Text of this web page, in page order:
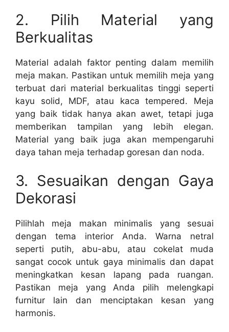
2. Pilih Material yang
Berkualitas
Material adalah faktor penting dalam memilih
meja makan. Pastikan untuk memilih meja yang
terbuat dari material berkualitas tinggi seperti
kayu solid, MDF, atau kaca tempered. Meja
yang baik tidak hanya akan awet, tetapi juga
memberikan tampilan yang lebih elegan.
Material yang baik juga akan mempengaruhi
daya tahan meja terhadap goresan dan noda.
3. Sesuaikan dengan Gaya
Dekorasi
Pilihlah meja makan minimalis yang sesuai
dengan tema interior Anda. Warna netral
seperti putih, abu-abu, atau cokelat muda
sangat cocok untuk gaya minimalis dan dapat
meningkatkan kesan lapang pada ruangan.
Pastikan meja yang Anda pilih melengkapi
furnitur lain dan menciptakan kesan yang
harmonis.